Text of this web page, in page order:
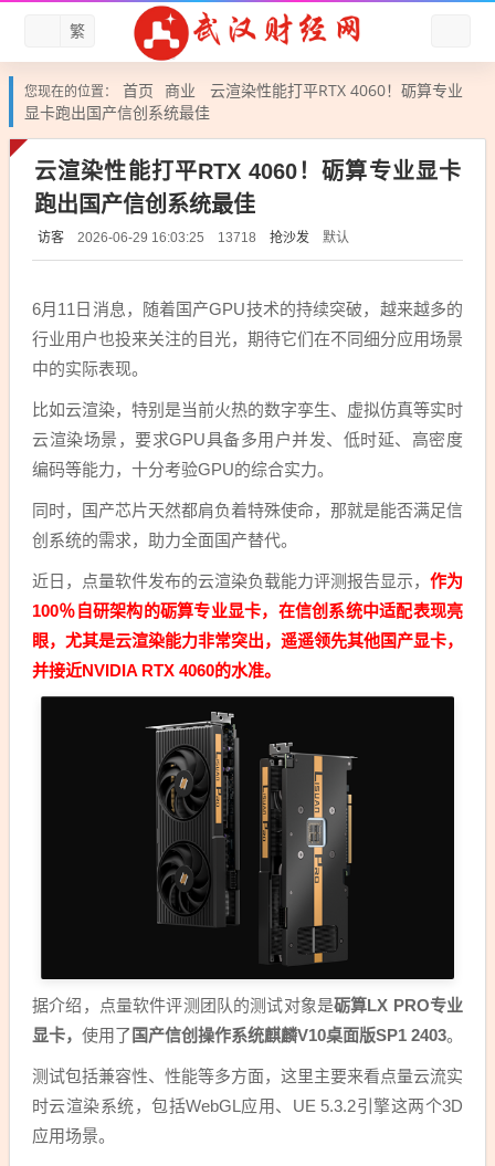
繁
您现在的位置： 首页 商业
云渲染性能打平RTX 4060！砺算专业
显卡跑出国产信创系统最佳
云渲染性能打平RTX 4060！砺算专业显卡
跑出国产信创系统最佳
访客 2026-06-29 16:03:25 13718 抢沙发 默认
6月11日消息，随着国产GPU技术的持续突破，越来越多的
行业用户也投来关注的目光，期待它们在不同细分应用场景
中的实际表现。
比如云渲染，特别是当前火热的数字孪生、虚拟仿真等实时
云渲染场景，要求GPU具备多用户并发、低时延、高密度
编码等能力，十分考验GPU的综合实力。
同时，国产芯片天然都肩负着特殊使命，那就是能否满足信
创系统的需求，助力全面国产替代。
近日，点量软件发布的云渲染负载能力评测报告显示， 作为
100％自研架构的砺算专业显卡，在信创系统中适配表现亮
眼，尤其是云渲染能力非常突出，遥遥领先其他国产显卡，
并接近NVIDIA RTX 4060的水准。
据介绍，点量软件评测团队的测试对象是砺算LX PRO专业
显卡， 使用了 国产信创操作系统麒麟V10桌面版SP1 2403。
测试包括兼容性、性能等多方面，这里主要来看点量云流实
时云渲染系统，包括WebGL应用、UE 5.3.2引擎这两个3D
应用场景。